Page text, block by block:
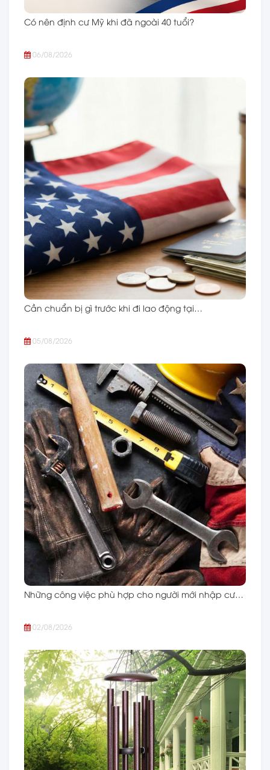
Có nên định cư Mỹ khi đã ngoài 40 tuổi?
06/08/2026
Cần chuẩn bị gì trước khi đi lao động tại…
05/08/2026
Những công việc phù hợp cho người mới nhập cư…
02/08/2026